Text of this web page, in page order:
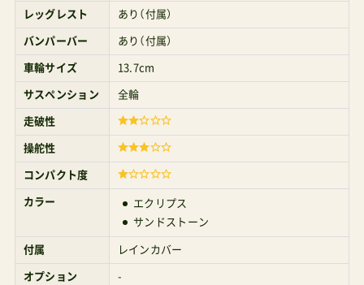
イオン」派でコスパを最優先したいファーストベ
ビーカーは必要十分なもので穏やかに過ごして、
子が活発になればセカンドベビーカーも買いたい
（カトージ直営店が近所にある）※これはラッキー
な人ということです。価格が下がってから買える
なら、バリューの高いベビーカーだと思う。競合と
なるベビーカーは？4万円未満の両対面式ベビーカ
ーで比較的高機能なモデルがそれに当たる。例え
ば、ピジョンの廉価版両対面式ベビーカーの『カル
ナス』や、 ピジョンカルナス ¥27,500 Amazonで探
す 楽天市場で探す Yahoo!で探す その上位モデル
レッグレスト あり（付属）
バンパーバー あり（付属）
車輪サイズ 13.7cm
サスペンション 全輪
走破性
操舵性
コンパクト度
カラー
エクリプス
サンドストーン
付属 レインカバー
オプション -